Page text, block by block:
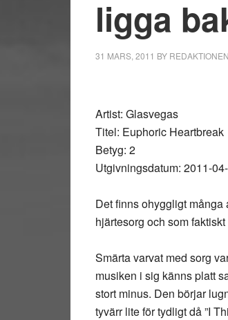
ligga
31 MARS, 2011 BY REDAKTIONEN
Artist: Glasvegas
Titel: Euphoric Heartbreak
Betyg: 2
Utgivningsdatum: 2011-
Det finns ohyggligt
hjärtesorg och som
Smärta varvat med sorg
musiken i sig känns platt
stort minus. Den börjar
tyvärr lite för tydligt då ”I